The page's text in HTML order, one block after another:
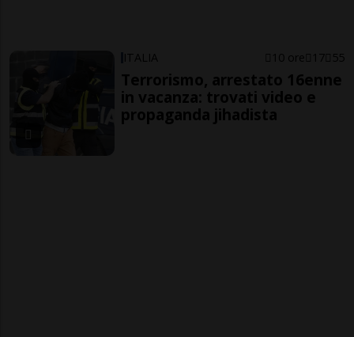
ITALIA 10 ore 17 55
Terrorismo, arrestato 16enne
in vacanza: trovati video e
propaganda jihadista